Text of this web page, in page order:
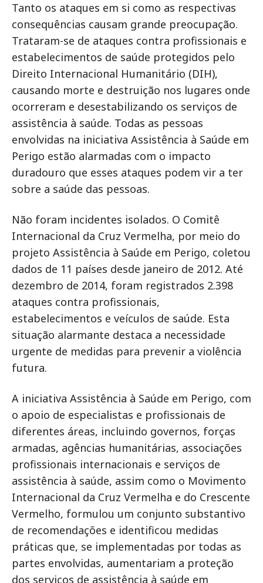
Tanto os ataques em si como as respectivas
consequências causam grande preocupação.
Trataram-se de ataques contra profissionais e
estabelecimentos de saúde protegidos pelo
Direito Internacional Humanitário (DIH),
causando morte e destruição nos lugares onde
ocorreram e desestabilizando os serviços de
assistência à saúde. Todas as pessoas
envolvidas na iniciativa Assistência à Saúde em
Perigo estão alarmadas com o impacto
duradouro que esses ataques podem vir a ter
sobre a saúde das pessoas.
Não foram incidentes isolados. O Comitê
Internacional da Cruz Vermelha, por meio do
projeto Assistência à Saúde em Perigo, coletou
dados de 11 países desde janeiro de 2012. Até
dezembro de 2014, foram registrados 2.398
ataques contra profissionais,
estabelecimentos e veículos de saúde. Esta
situação alarmante destaca a necessidade
urgente de medidas para prevenir a violência
futura.
A iniciativa Assistência à Saúde em Perigo, com
o apoio de especialistas e profissionais de
diferentes áreas, incluindo governos, forças
armadas, agências humanitárias, associações
profissionais internacionais e serviços de
assistência à saúde, assim como o Movimento
Internacional da Cruz Vermelha e do Crescente
Vermelho, formulou um conjunto substantivo
de recomendações e identificou medidas
práticas que, se implementadas por todas as
partes envolvidas, aumentariam a proteção
dos serviços de assistência à saúde em